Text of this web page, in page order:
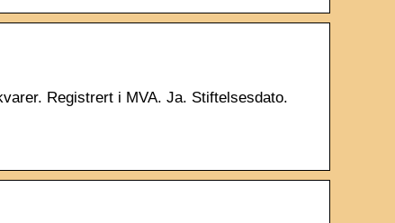
Registrert i MVA. Ja. Stiftelsesdato.